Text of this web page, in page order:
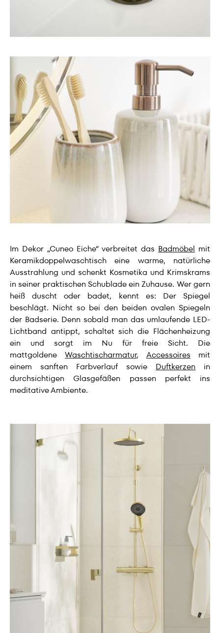
Im Dekor „Cuneo Eiche“ verbreitet das Badmöbel mit
Keramikdoppelwaschtisch eine warme, natürliche
Ausstrahlung und schenkt Kosmetika und Krimskrams
in seiner praktischen Schublade ein Zuhause. Wer gern
heiß duscht oder badet, kennt es: Der Spiegel
beschlägt. Nicht so bei den beiden ovalen Spiegeln
der Badserie. Denn sobald man das umlaufende LED-
Lichtband antippt, schaltet sich die Flächenheizung
ein und sorgt im Nu für freie Sicht. Die
mattgoldeneWaschtischarmatur, Accessoires mit
einem sanften Farbverlauf sowie Duftkerzen in
durchsichtigen Glasgefäßen passen perfekt ins
meditative Ambiente.